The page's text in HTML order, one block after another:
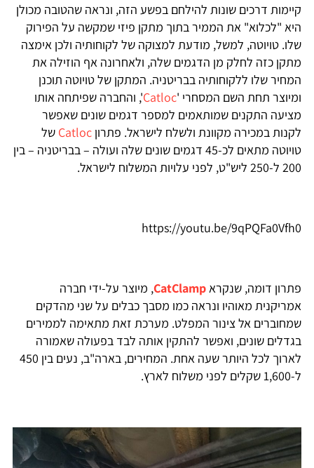
קיימות דרכים שונות להילחם בפשע הזה, ונראה שהטובה מכולן
היא "לכלוא" את הממיר בתוך מתקן פיזי שמקשה על הפירוק
שלו. טויוטה, למשל, מודעת למצוקה של לקוחותיה ולכן אימצה
מתקן כזה לחלק מן הדגמים שלה, ולאחרונה אף הוזילה את
המחיר שלו ללקוחותיה בבריטניה. המתקן של טויוטה תוכנן
ומיוצר תחת השם המסחרי 'Catloc', והחברה שפיתחה אותו
מציעה התקנים שמותאמים למספר דגמים שונים שאפשר
לקנות במכירה מקוונת ולשלח לישראל. פתרון Catloc של
טויוטה מתאים לכ-45 דגמים שונים שלה ועולה – בבריטניה – בין
200 ל-250 ליש"ט, לפני עלויות המשלוח לישראל.
https://youtu.be/9qPQFa0Vfh0
פתרון דומה, שנקראCatClamp, מיוצר על-ידי חברה
אמריקנית מאוהיו ונראה כמו מסבך כבלים על שני מהדקים
שמחוברים אל צינור המפלט. מערכת זאת מתאימה לממירים
בגדלים שונים, ואפשר להתקין אותה לבד בפעולה שאמורה
לארוך לכל היותר שעה אחת. המחירים, בארה"ב, נעים בין 450
ל-1,600 שקלים לפני משלוח לארץ.